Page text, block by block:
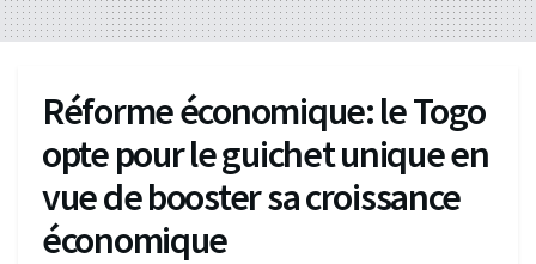
Réforme économique: le Togo
opte pour le guichet unique en
vue de booster sa croissance
économique